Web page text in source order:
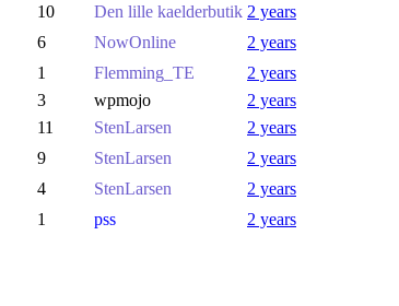
10 Den lille kaelderbutik 2 years
6 NowOnline
2 years
1 Flemming_TE
2 years
3 wpmojo
2 years
11 StenLarsen
2 years
9 StenLarsen
2 years
4 StenLarsen
2 years
1 pss
2 years